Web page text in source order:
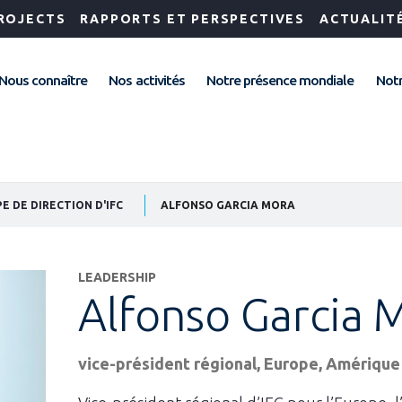
RAPPORTS ET PERSPECTIVES
Nous connaître Nos activités Notre présence mondiale
DE DIRECTION D'IFC ALFONSO GARCIA MORA
LEADERSHIP
Alfonso Garcia
vice-président régional, Europe,